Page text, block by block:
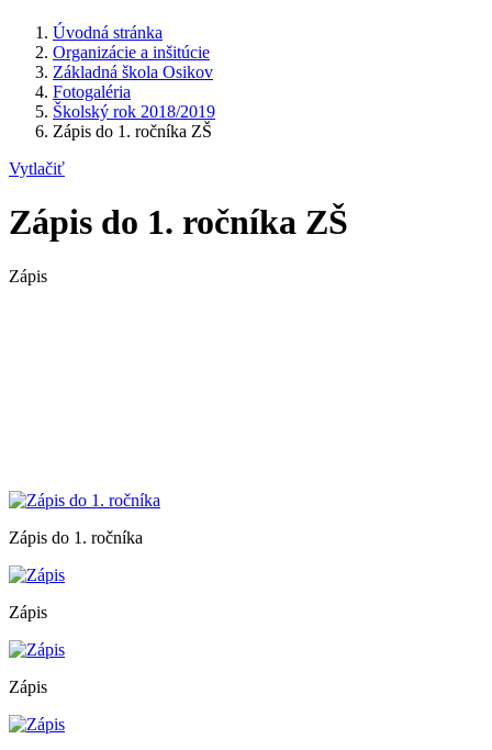
Úvodná stránka
Organizácie a inšitúcie
Základná škola Osikov
Fotogaléria
Školský rok 2018/2019
Zápis do 1. ročníka ZŠ
Vytlačiť
Zápis do 1. ročníka ZŠ
Zápis
Zápis do 1. ročníka
Zápis
Zápis